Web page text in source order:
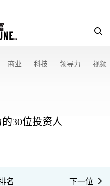
商业 科技 领导力 视频
30位投资人
名 下一位